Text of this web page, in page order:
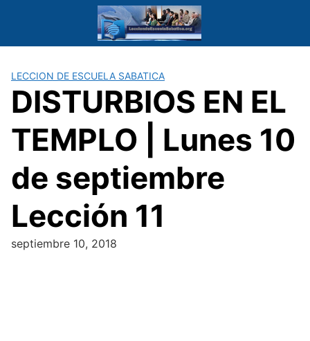
LECCION DE ESCUELA SABATICA
DISTURBIOS EN EL
TEMPLO | Lunes 10
de septiembre
Lección 11
septiembre 10, 2018